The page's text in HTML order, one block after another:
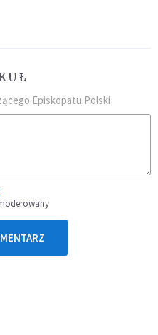
Episkopatu Polski